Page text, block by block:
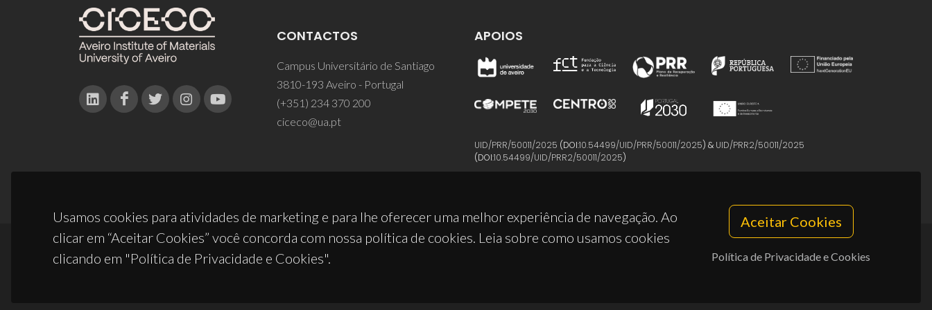
Usamos cookies para atividades de marketing e para lhe oferecer uma melhor experiência de navegação. Ao
clicar em “Aceitar Cookies” você concorda com nossa política de cookies. Leia sobre como usamos cookies
clicando em "Política de Privacidade e Cookies".
Aceitar Cookies
Política de Privacidade e Cookies
CONTACTOS
Campus Universitário de Santiago
3810-193 Aveiro - Portugal
(+351) 234 370 200
ciceco@ua.pt
APOIOS
UID/PRR/50011/2025 (DOI:10.54499/UID/PRR/50011/2025) & UID/PRR2/50011/2025
(DOI:10.54499/UID/PRR2/50011/2025)